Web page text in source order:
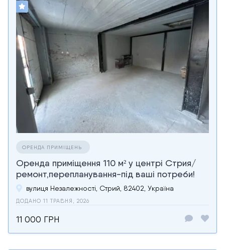
ОРЕНДА ПРИМІЩЕНЬ
Оренда приміщення 110 м² у центрі Стрия/
ремонт,перепланування-під ваші потреби!
вулиця Незалежності, Стрий, 82402, Україна
ДОДАНО 11 ТРАВНЯ, 2026
11 000 ГРН